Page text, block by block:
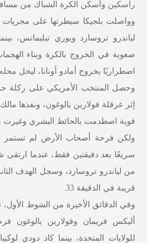
راسكين وأسكن الكرة الشباك من
وواصلت بلجيكا سيطرتها على
لياندرو تروسارد ويوري تيليمانس،
صعوبة في الخروج بالكرة وبناء
اضطراريًا بخروج أمادو أونانا، ليحل محله
وحصل المنتخب الأمريكي على ركلة
قوية اصطدمت بالحائط البشري وغيرت
ولكن فرحة أصحاب الأرض لم تستمر
سريعًا بعد دقيقتين فقط، عندما ارتقى
من لياندرو تروسارد، وسجل الهدف
قريبة في الدقيقة 33.
وفي الدقائق الأخيرة من الشوط الأول،
أليكس فريمان وفولارين بالوغون
للولايات المتحدة، بينما كاد دودي